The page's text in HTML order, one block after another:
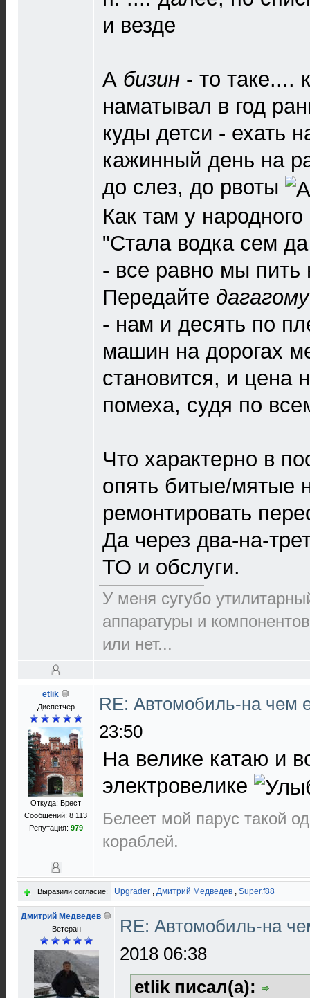
и везде
А бизин - то таке....
наматывал в год
куды детси - ехать
кажинный день на
до слез, до рвоты
Как там у народного
"Стала водка сем
- все равно мы пить
Передайте
- нам и десять по
машин на дорогах
становится, и цена
помеха, судя по
Что характерно в
опять битые/мятые
ремонтировать
Да через два-на-
ТО и обслуги.
У меня сугубо
аппаратуры и
или нет...
etlik
Диспетчер
Откуда: Брест
Сообщений: 8 113
Репутация: 979
RE: Автомобиль-на чем
23:50
На велике катаю и
электровелике
Белеет мой парус такой
кораблей.
Выразили согласие: Upgrader , Дмитрий Медведев , Super.f88
Дмитрий Медведев
Ветеран
RE: Автомобиль-на
2018 06:38
etlik писал(а):